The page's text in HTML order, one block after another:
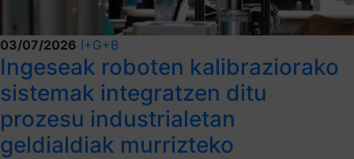
03/07/2026 I+G+B
Ingeseak roboten kalibraziorako
sistemak integratzen ditu
prozesu industrialetan
geldialdiak murrizteko